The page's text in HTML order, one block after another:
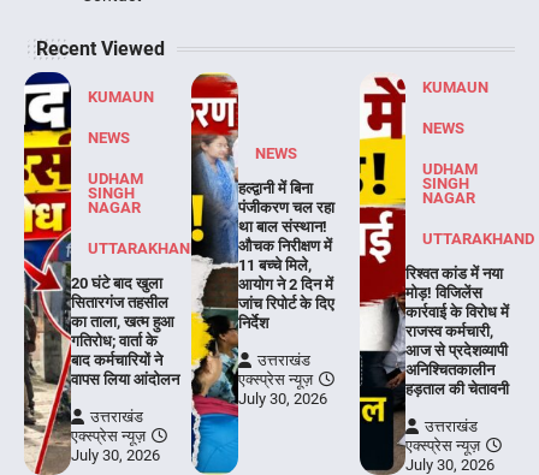
Recent Viewed
KUMAUN
NEWS
UDHAM
SINGH
NAGAR
UTTARAKHAND
20 घंटे बाद खुला
सितारगंज तहसील
का ताला, खत्म हुआ
गतिरोध; वार्ता के
बाद कर्मचारियों ने
वापस लिया आंदोलन
उत्तराखंड
एक्स्प्रेस न्यूज़
July 30, 2026
NEWS
हल्द्वानी में बिना
पंजीकरण चल रहा
था बाल संस्थान!
औचक निरीक्षण में
11 बच्चे मिले,
आयोग ने 2 दिन में
जांच रिपोर्ट के दिए
निर्देश
उत्तराखंड
एक्स्प्रेस न्यूज़
July 30, 2026
KUMAUN
NEWS
UDHAM
SINGH
NAGAR
UTTARAKHAND
रिश्वत कांड में नया
मोड़! विजिलेंस
कार्रवाई के विरोध में
राजस्व कर्मचारी,
आज से प्रदेशव्यापी
अनिश्चितकालीन
हड़ताल की चेतावनी
उत्तराखंड
एक्स्प्रेस न्यूज़
July 30, 2026